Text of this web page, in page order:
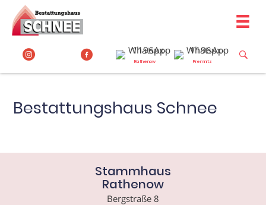
Inhalt
springen
Rathenow Premnitz
Bestattungshaus Schnee
Stammhaus
Rathenow
Bergstraße 8